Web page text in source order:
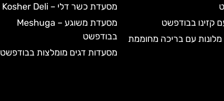
קזינו בבודפשט
עם בריכה מחוממת
מסעדת כשר דלי – Kosher Deli
מסעדת משוגע – Meshuga
בבודפשט
מסעדות דגים מומלצות בבודפשט